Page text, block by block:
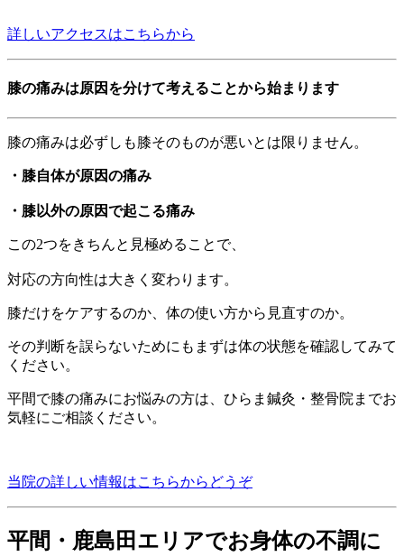
詳しいアクセスはこちらから
膝の痛みは原因を分けて考えることから始まります
膝の痛みは必ずしも膝そのものが悪いとは限りません。
・膝自体が原因の痛み
・膝以外の原因で起こる痛み
この2つをきちんと見極めることで、
対応の方向性は大きく変わります。
膝だけをケアするのか、体の使い方から見直すのか。
その判断を誤らないためにもまずは体の状態を確認してみて
ください。
平間で膝の痛みにお悩みの方は、ひらま鍼灸・整骨院までお
気軽にご相談ください。
当院の詳しい情報はこちらからどうぞ
平間・鹿島田エリアでお身体の不調に